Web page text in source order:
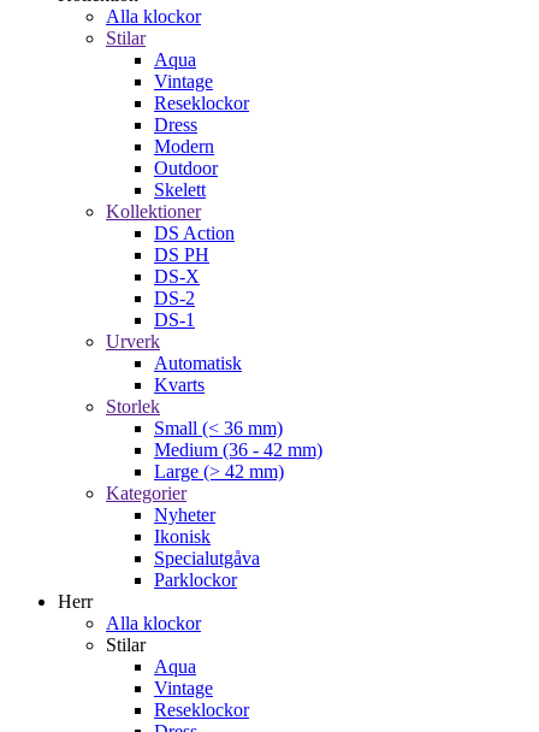
Alla klockor
Stilar
Aqua
Vintage
Reseklockor
Dress
Modern
Outdoor
Skelett
Kollektioner
DS Action
DS PH
DS-X
DS-2
DS-1
Urverk
Automatisk
Kvarts
Storlek
Small (< 36 mm)
Medium (36 - 42 mm)
Large (> 42 mm)
Kategorier
Nyheter
Ikonisk
Specialutgåva
Parklockor
Herr
Alla klockor
Stilar
Aqua
Vintage
Reseklockor